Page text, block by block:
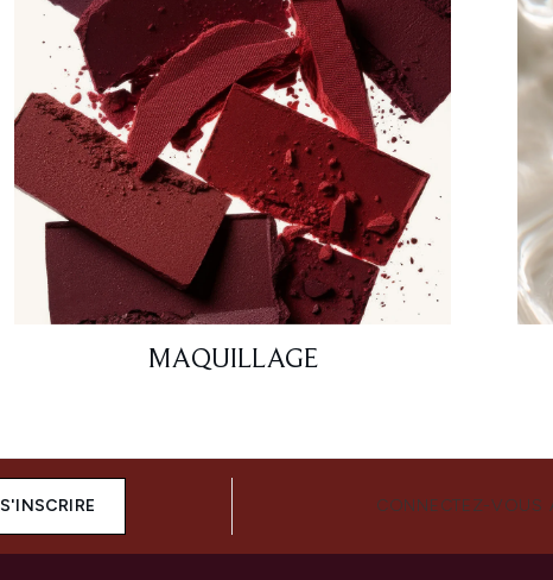
MAQUILLAGE
S'INSCRIRE CONNECTEZ-VOUS